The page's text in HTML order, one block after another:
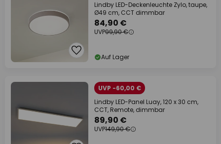
Lindby LED-Deckenleuchte Zylo, taupe,
Ø49 cm, CCT dimmbar
84,90 €
UVP99,90 €
Auf Lager
UVP -60,00 €
Lindby LED-Panel Luay, 120 x 30 cm,
CCT, Remote, dimmbar
89,90 €
UVP149,90 €